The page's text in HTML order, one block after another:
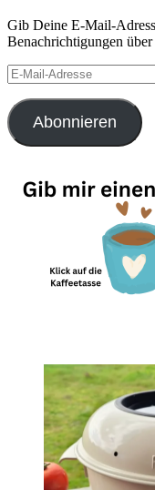
Gib Deine E-Mail-
Benachrichtigungen
E-
Mail-
Adresse
Abonnieren